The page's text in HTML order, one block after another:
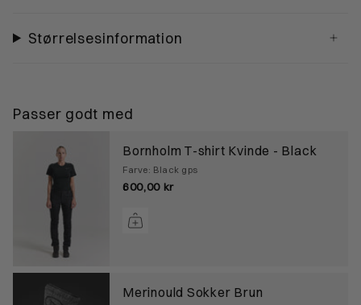
Størrelsesinformation
Passer godt med
Bornholm T-shirt Kvinde - Black
Farve: Black gps
600,00 kr
Merinould Sokker Brun